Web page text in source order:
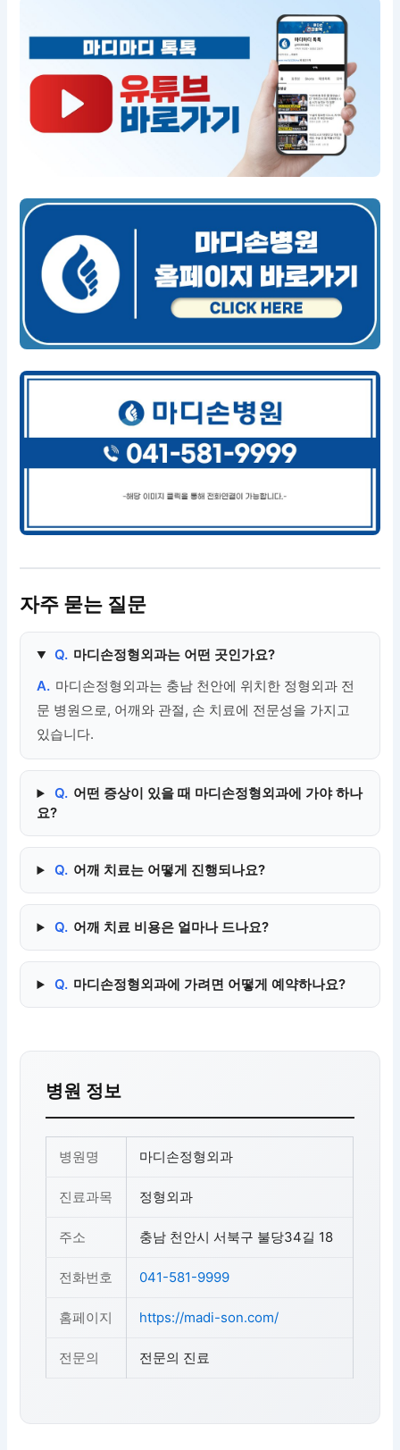
자주 묻는 질문
Q. 마디손정형외과는 어떤 곳인가요?
A. 마디손정형외과는 충남 천안에 위치한 정형외과 전
문 병원으로, 어깨와 관절, 손 치료에 전문성을 가지고
있습니다.
Q. 어떤 증상이 있을 때 마디손정형외과에 가야 하나
요?
Q. 어깨 치료는 어떻게 진행되나요?
Q. 어깨 치료 비용은 얼마나 드나요?
Q. 마디손정형외과에 가려면 어떻게 예약하나요?
병원 정보
병원명 마디손정형외과
진료과목 정형외과
주소 충남 천안시 서북구 불당34길 18
전화번호 041-581-9999
홈페이지 https://madi-son.com/
전문의 전문의 진료